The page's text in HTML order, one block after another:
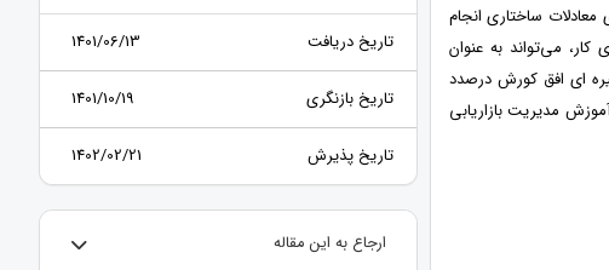
معادلات ساختاری انجام
می‌تواند به عنوان
ای افق کورش درصدد
مدیریت بازاریابی
تاریخ دریافت 1401/06/13
تاریخ بازنگری 1401/10/19
تاریخ پذیرش 1402/02/21
ارجاع به این مقاله